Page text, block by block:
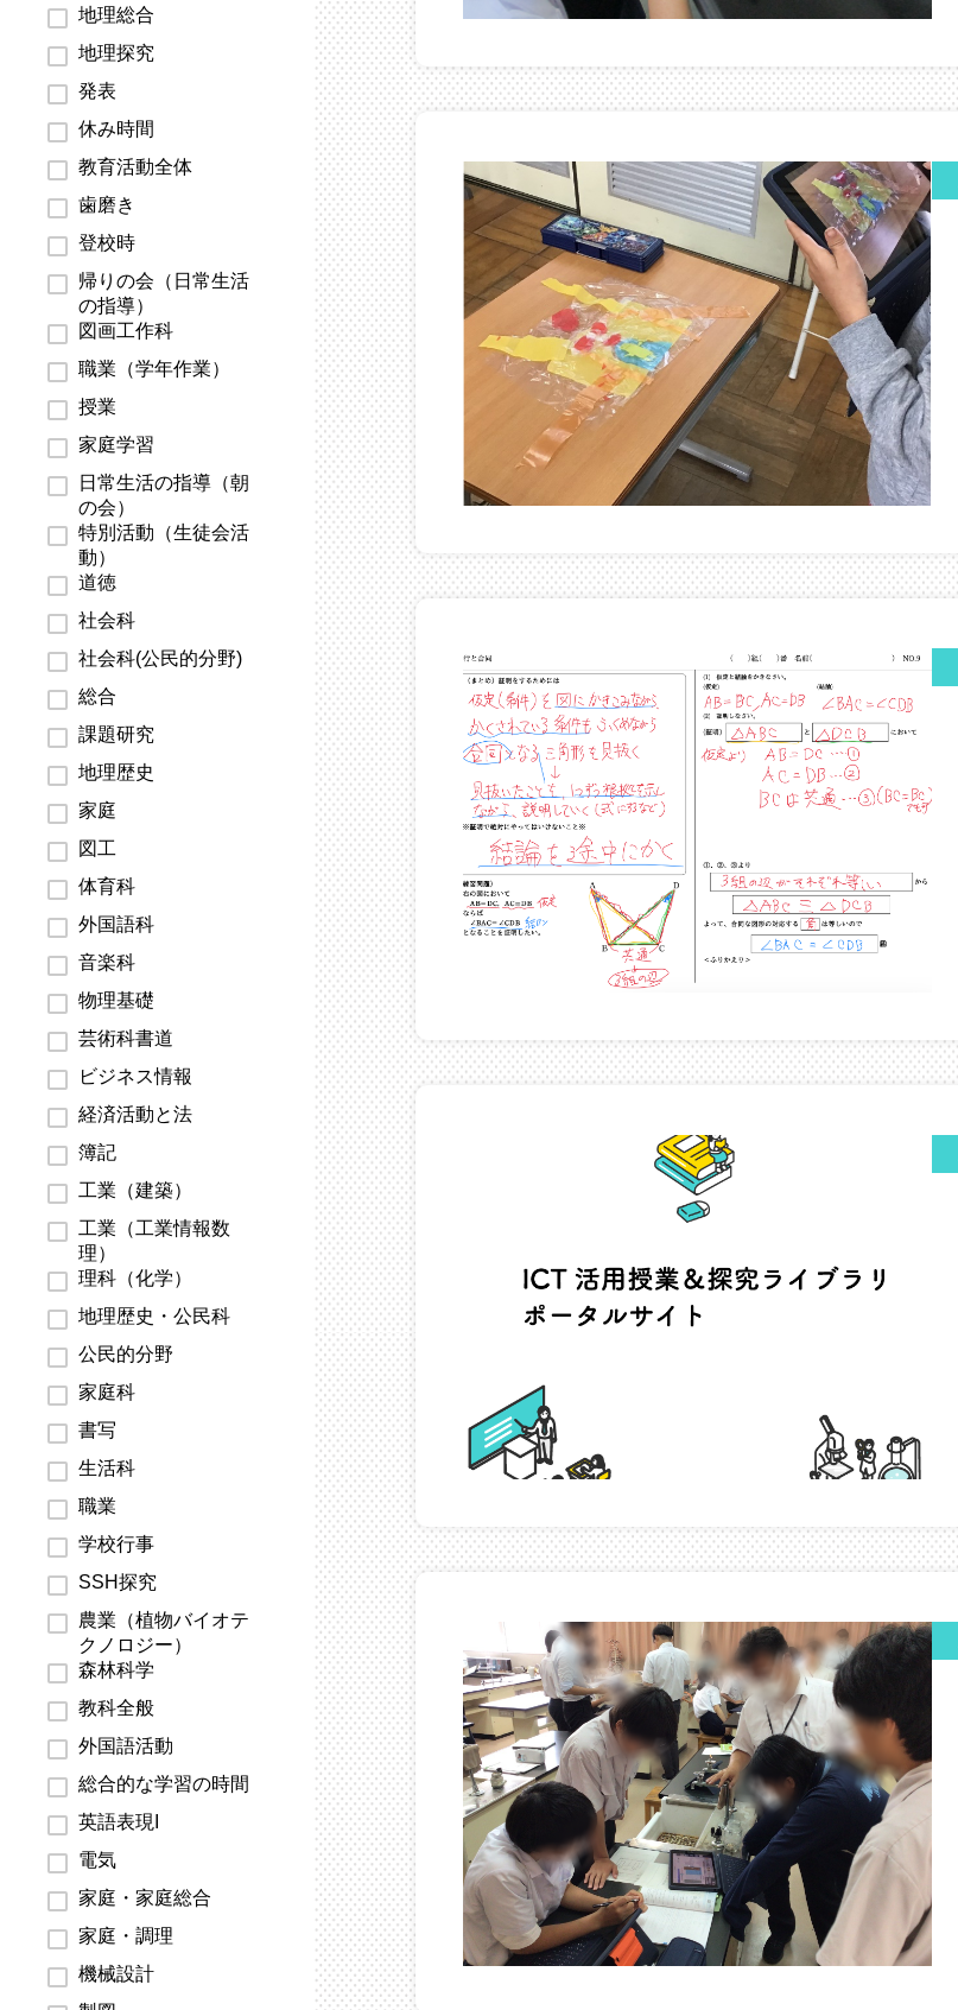
地理総合
地理探究
発表
休み時間
教育活動全体
歯磨き
登校時
帰りの会（日常生活
の指導）
図画工作科
職業（学年作業）
授業
家庭学習
日常生活の指導（朝
の会）
特別活動（生徒会活
動）
道徳
社会科
社会科(公民的分野)
総合
課題研究
地理歴史
家庭
図工
体育科
外国語科
音楽科
物理基礎
芸術科書道
ビジネス情報
経済活動と法
簿記
工業（建築）
工業（工業情報数
理）
理科（化学）
地理歴史・公民科
公民的分野
家庭科
書写
生活科
職業
学校行事
SSH探究
農業（植物バイオテ
クノロジー）
森林科学
教科全般
外国語活動
総合的な学習の時間
英語表現I
電気
家庭・家庭総合
家庭・調理
機械設計